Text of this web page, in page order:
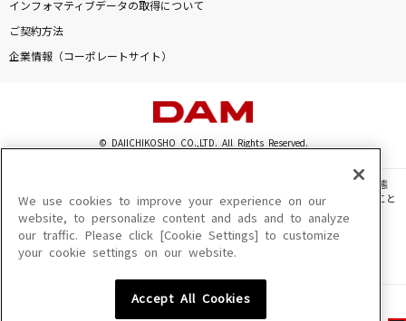
インフォマティブデータの取得について
ご契約方法
企業情報（コーポレートサイト）
© DAIICHIKOSHO CO.,LTD. All Rights Reserved.
このサイトに掲載されている一切の文章・画像・写真・動画・音声等を、手段や形態
を問わず、著作権法の定める範囲を超えて無断で複製、転載、ファイル化などすること
を禁じます。
楽曲及びコンテンツは、機種によりご利用いただけない場合があります。
楽曲及びコンテンツの配信日、配信内容が変更になる場合があります。
We use cookies to improve your experience on our
website, to personalize content and ads and to analyze
our traffic. Please click [Cookie Settings] to customize
your cookie settings on our website.
Accept All Cookies